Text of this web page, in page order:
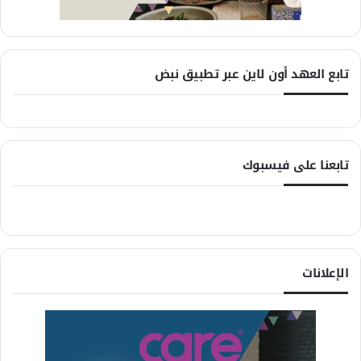
تابع العهد أون لاين عبر تطبيق نبض
تابعنا على فيسبوك
الإعلانات